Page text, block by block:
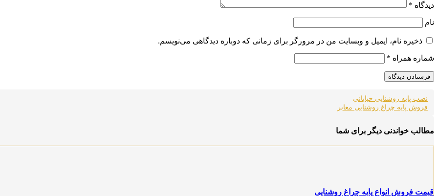
دیدگاه *
نام
ذخیره نام، ایمیل و وبسایت من در مرورگر برای زمانی که دوباره دیدگاهی می‌نویسم.
شماره همراه *
نصب پایه روشنایی خیابانی
فروش پایه چراغ روشنایی معابر
مطالب خواندنی دیگر برای شما
قیمت فروش انواع پایه چراغ روشنایی